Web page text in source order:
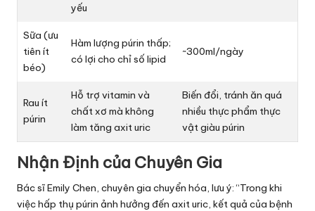
yếu
Sữa (ưu
tiên ít
béo)
Hàm lượng púrin thấp;
có lợi cho chỉ số lipid
~300ml/ngày
Rau ít
púrin
Hỗ trợ vitamin và
chất xơ mà không
làm tăng axit uric
Biến đổi, tránh ăn quá
nhiều thực phẩm thực
vật giàu púrin
Nhận Định của Chuyên Gia
Bác sĩ Emily Chen, chuyên gia chuyển hóa, lưu ý: “Trong khi
việc hấp thụ púrin ảnh hưởng đến axit uric, kết quả của bệnh